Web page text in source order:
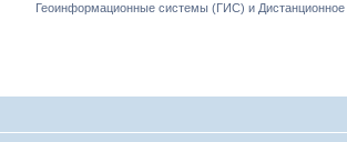
Геоинформационные системы (ГИС) и Дистанционное